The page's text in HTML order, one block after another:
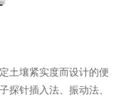
壤紧实度而设计的便
探针插入法、振动法、